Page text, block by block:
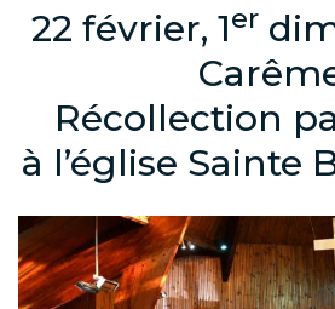
22 février, 1er
Récollection
à l’église Sainte